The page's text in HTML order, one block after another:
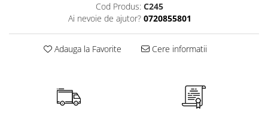
Cod Produs: C245
Ai nevoie de ajutor? 0720855801
Adauga la Favorite Cere informatii